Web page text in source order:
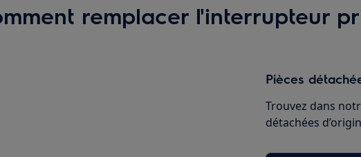
remplacer l'interrupteur
Pièces
Trouvez dans
détachées